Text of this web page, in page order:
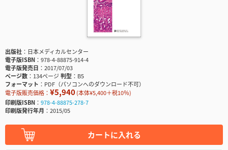
出版社
日本メディカルセンター
電子版ISBN
978-4-88875-914-4
電子版発売日
2017/07/03
ページ数
134ページ判型
B5
フォーマット
PDF（パソコンへのダウンロード不可）
電子版販売価格： ¥5,940(本体¥5,400＋税10％)
印刷版ISBN
978-4-88875-278-7
印刷版発行年月
2015/05
カートに入れる